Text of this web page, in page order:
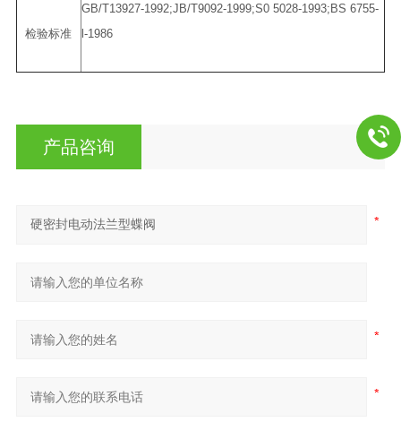
检验标准
GB/T13927-1992;JB/T9092-1999;S0 5028-1993;BS 6755-
l-1986
产品咨询